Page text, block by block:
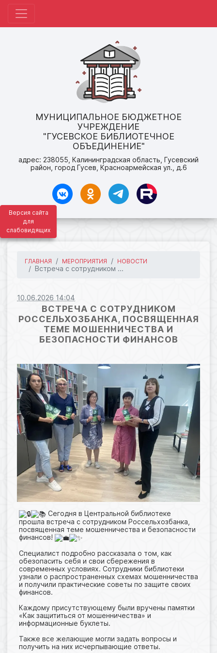
Версия сайта
для
слабовидящих
МУНИЦИПАЛЬНОЕ БЮДЖЕТНОЕ
УЧРЕЖДЕНИЕ
"ГУСЕВСКОЕ БИБЛИОТЕЧНОЕ
ОБЪЕДИНЕНИЕ"
адрес: 238055, Калининградская область, Гусевский
район, город Гусев, Красноармейская ул., д.6
ГЛАВНАЯ МЕРОПРИЯТИЯ НОВОСТИ
Встреча с сотрудником ...
10.06.2026 14:04
ВСТРЕЧА С СОТРУДНИКОМ
РОССЕЛЬХОЗБАНКА, ПОСВЯЩЕННАЯ
ТЕМЕ МОШЕННИЧЕСТВА И
БЕЗОПАСНОСТИ ФИНАНСОВ
Сегодня в Центральной библиотеке
прошла встреча с сотрудником Россельхозбанка,
посвященная теме мошенничества и безопасности
финансов!
Специалист подробно рассказала о том, как
обезопасить себя и свои сбережения в
современных условиях. Сотрудники библиотеки
узнали о распространенных схемах мошенничества
и получили практические советы по защите своих
финансов.
Каждому присутствующему были вручены памятки
«Как защититься от мошенничества» и
информационные буклеты.
Также все желающие могли задать вопросы и
получить на них исчерпывающие ответы.